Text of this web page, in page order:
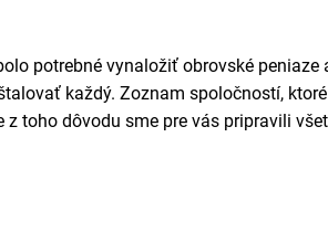
potrebné vynaložiť obrovské
každý. Zoznam spoločností,
toho dôvodu sme pre vás pripravili